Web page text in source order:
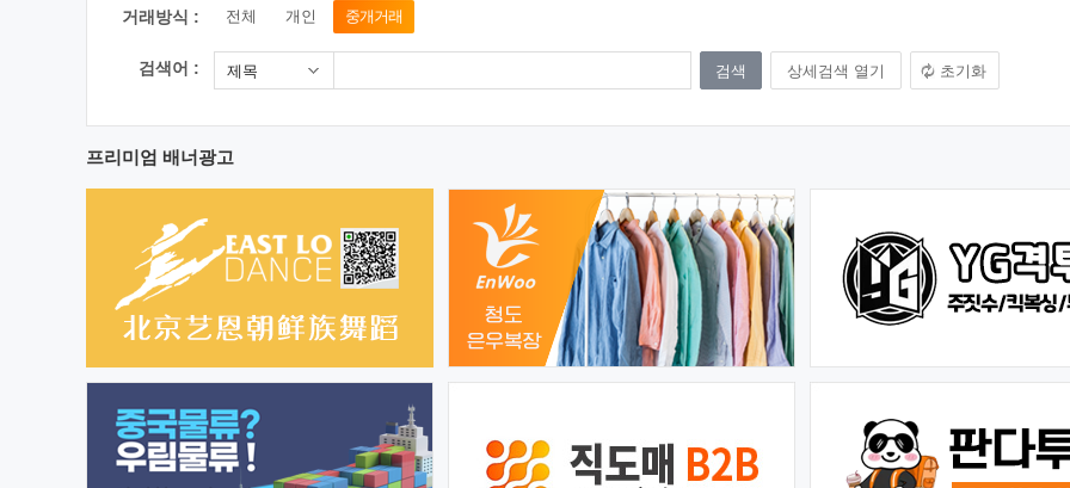
거래방식 : 전체 개인 중개거래
검색어 : 제목 상세검색 열기 초기화
프리미엄 배너광고